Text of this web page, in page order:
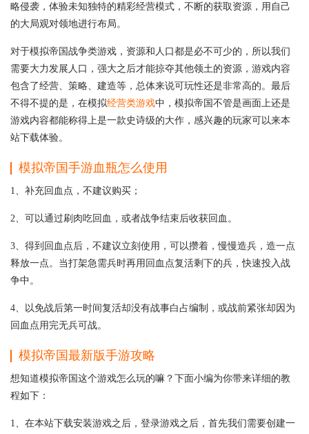
略侵袭，体验未知独特的精彩经营模式，不断的获取资源，用自己
的大局观对领地进行布局。
对于模拟帝国战争类游戏，资源和人口都是必不可少的，所以我们
需要大力发展人口，强大之后才能掠夺其他领土的资源，游戏内容
包含了经营、策略、建造等，总体来说可玩性还是非常高的。最后
不得不提的是，在模拟经营类游戏中，模拟帝国不管是画面上还是
游戏内容都能称得上是一款史诗级的大作，感兴趣的玩家可以来本
站下载体验。
模拟帝国手游血瓶怎么使用
1、补充回血点，不建议购买；
2、可以通过刷肉吃回血，或者战争结束后收获回血。
3、得到回血点后，不建议立刻使用，可以攒着，慢慢造兵，造一点
释放一点。当打架急需兵时再用回血点复活剩下的兵，快速投入战
争中。
4、以免战后第一时间复活却没有战事白占编制，或战前紧张却因为
回血点用完无兵可战。
模拟帝国最新版手游攻略
想知道模拟帝国这个游戏怎么玩的嘛？下面小编为你带来详细的教
程如下：
1、在本站下载安装游戏之后，登录游戏之后，首先我们需要创建一